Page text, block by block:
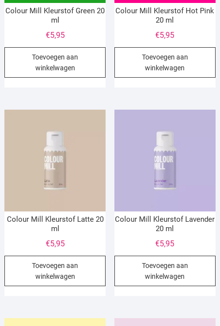
Colour Mill Kleurstof Green 20
ml
€5,95
Toevoegen aan
winkelwagen
Colour Mill Kleurstof Hot Pink
20 ml
€5,95
Toevoegen aan
winkelwagen
Colour Mill Kleurstof Latte 20
ml
€5,95
Toevoegen aan
winkelwagen
Colour Mill Kleurstof Lavender
20 ml
€5,95
Toevoegen aan
winkelwagen